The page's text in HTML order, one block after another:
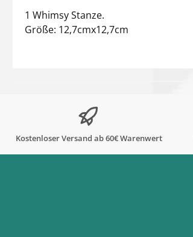
1 Whimsy Stanze.
Größe: 12,7cmx12,7cm
Kostenloser Versand ab 60€ Warenwert